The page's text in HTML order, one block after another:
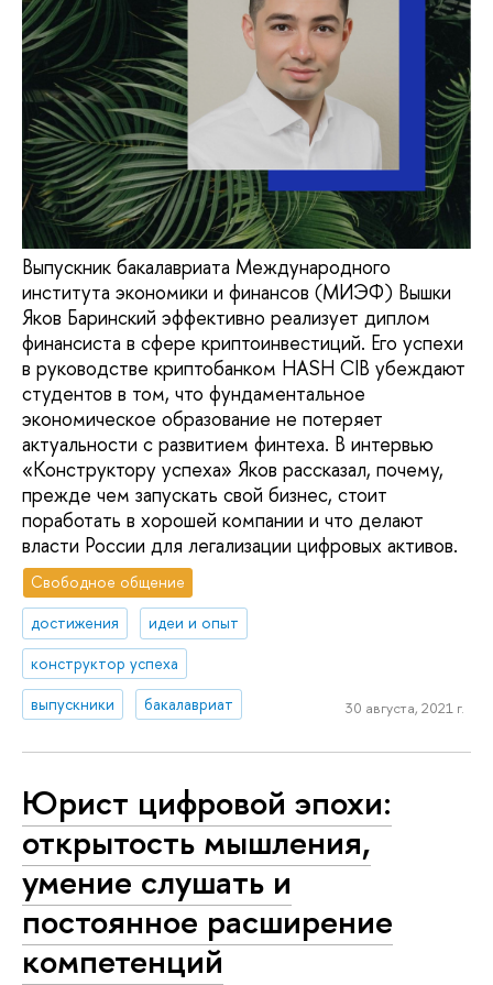
Выпускник бакалавриата Международного
института экономики и финансов (МИЭФ) Вышки
Яков Баринский эффективно реализует диплом
финансиста в сфере криптоинвестиций. Его успехи
в руководстве криптобанком HASH CIB убеждают
студентов в том, что фундаментальное
экономическое образование не потеряет
актуальности с развитием финтеха. В интервью
«Конструктору успеха» Яков рассказал, почему,
прежде чем запускать свой бизнес, стоит
поработать в хорошей компании и что делают
власти России для легализации цифровых активов.
Свободное общение
достижения
идеи и опыт
конструктор успеха
выпускники
бакалавриат 30 августа, 2021 г.
Юрист цифровой эпохи:
открытость мышления,
умение слушать и
постоянное расширение
компетенций